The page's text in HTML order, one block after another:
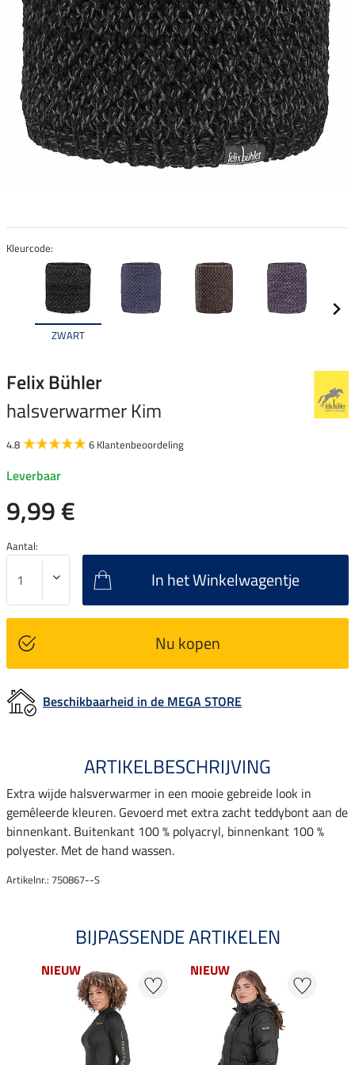
Kleurcode:
ZWART
Felix Bühler
halsverwarmer Kim
4.8 6 Klantenbeoordeling
Leverbaar
9,99 €
Aantal:
In het Winkelwagentje
Nu kopen
Beschikbaarheid in de MEGA STORE
ARTIKELBESCHRIJVING
Extra wijde halsverwarmer in een mooie gebreide look in
gemêleerde kleuren. Gevoerd met extra zacht teddybont aan de
binnenkant. Buitenkant 100 % polyacryl, binnenkant 100 %
polyester. Met de hand wassen.
Artikelnr.: 750867--S
BIJPASSENDE ARTIKELEN
NIEUW NIEUW